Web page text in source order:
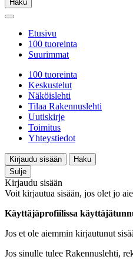
Haku
Etusivu
100 tuoreinta
Suurimmat
100 tuoreinta
Keskustelut
Näköislehti
Tilaa Rakennuslehti
Uutiskirje
Toimitus
Yhteystiedot
Kirjaudu sisään
Haku
Sulje
Kirjaudu sisään
Voit kirjautua sisään, jos olet jo
Käyttäjäprofiilissa
Jos et ole aiemmin kirjautunut
Jos sinulle tulee Rakennuslehti,